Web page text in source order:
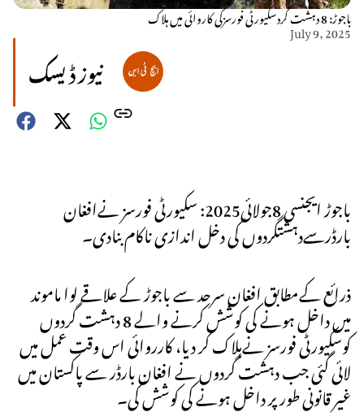
باجوڑ: 8 دہشت گردسکیورٹی فورسزکی کاروائی میں ہلاک
July 9, 2025
نیوز ڈیسک
باجوڑ ایجنسی 8جولائی2025: سکیورٹی فورسز نےافغان
بارڈرسےدہشتگردوں کی دخل اندازی ناکام بنادی۔
ذرائع کےمطابق افغان سرحد سے باجوڑ کے علاقے لوا ماموند
میں داخل ہونے کی کوشش کرنے والے 8 دہشت گردوں
کوسکیورٹی فورسز نےہلاک کر دیا، کارروائی اس وقت عمل میں
لائی گئی جب دہشت گردوں نے افغان بارڈر سے پاکستان میں
غیر قانونی طور پر داخل ہونے کی کوشش کی۔